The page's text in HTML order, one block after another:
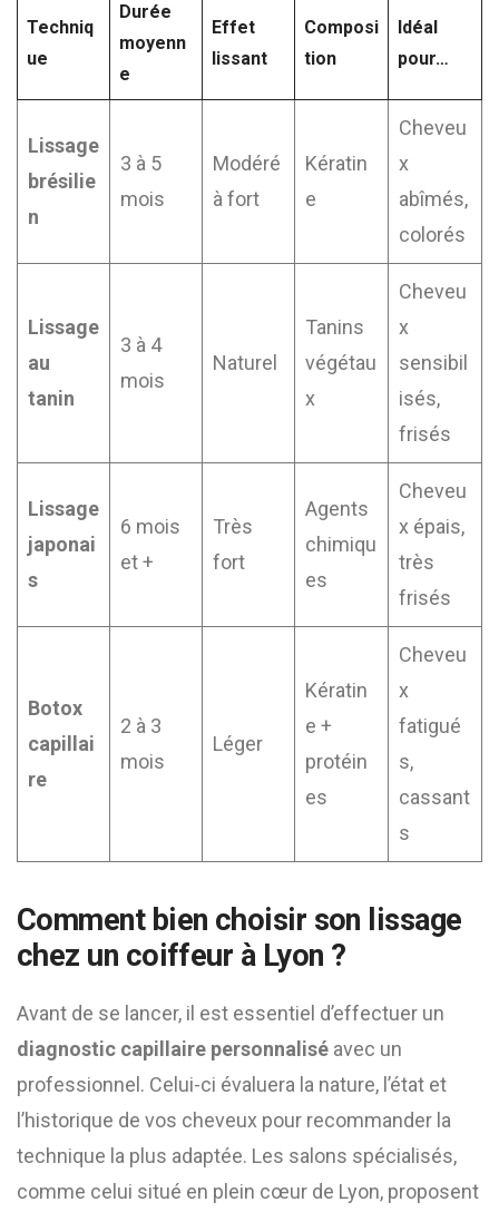
Techniq
ue
Durée
moyenn
e
Effet
lissant
Composi
tion
Idéal
pour…
Lissage
brésilie
n
3 à 5
mois
Modéré
à fort
Kératin
e
Cheveu
x
abîmés,
colorés
Lissage
au
tanin
3 à 4
mois
Naturel
Tanins
végétau
x
Cheveu
x
sensibil
isés,
frisés
Lissage
japonai
s
6 mois
et +
Très
fort
Agents
chimiqu
es
Cheveu
x épais,
très
frisés
Botox
capillai
re
2 à 3
mois
Léger
Kératin
e +
protéin
es
Cheveu
x
fatigué
s,
cassant
s
Comment bien choisir son lissage
chez un coiffeur à Lyon ?
Avant de se lancer, il est essentiel d’effectuer un
diagnostic capillaire personnalisé avec un
professionnel. Celui-ci évaluera la nature, l’état et
l’historique de vos cheveux pour recommander la
technique la plus adaptée. Les salons spécialisés,
comme celui situé en plein cœur de Lyon, proposent